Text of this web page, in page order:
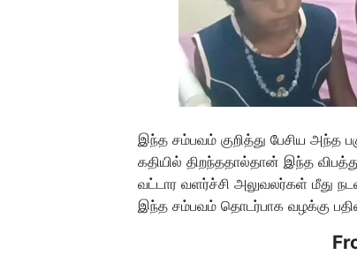
இந்த சம்பவம் குறித்து பேசிய அந்த
கதியில் திறந்ததால்தான் இந்த
வட்டார வளர்ச்சி அலுவலர்கள் மீது
இந்த சம்பவம் தொடர்பாக வழக்கு